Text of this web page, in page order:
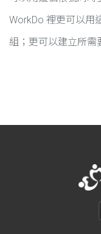
WorkDo 裡更可以用
組；更可以建立所需
Posts